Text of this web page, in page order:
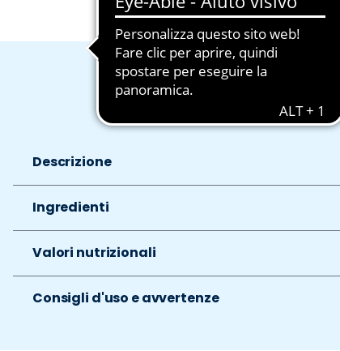
Descrizione
Ingredienti
Valori nutrizionali
Consigli d'uso e avvertenze